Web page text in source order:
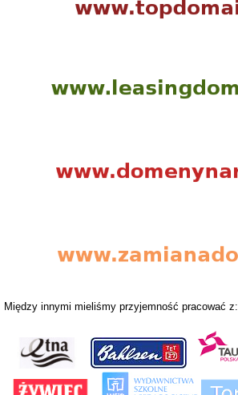
Między innymi mieliśmy przyjemność pracować z: